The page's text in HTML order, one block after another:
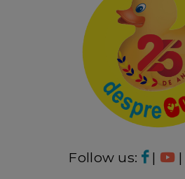
Follow us: | |